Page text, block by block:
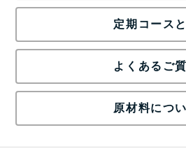
定期コース
よくあるご
原材料につ